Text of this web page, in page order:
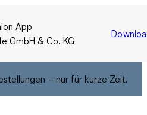
App
GmbH & Co. KG
– nur für kurze Zeit.